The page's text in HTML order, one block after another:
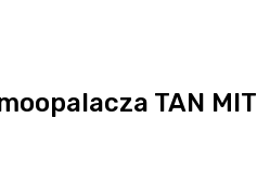
TAN